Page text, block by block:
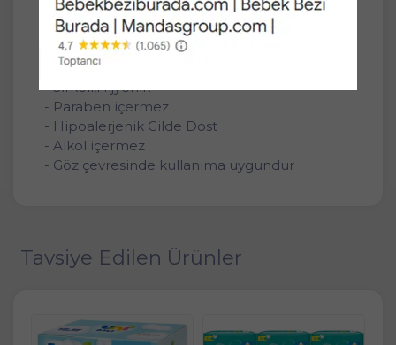
Yaprak Plastik Kapaklı 36 Lı Set 3240 Yaprak
Özellikleri
- Sirkeli,Hijyenik
- Paraben içermez
- Hipoalerjenik Cilde Dost
- Alkol içermez
- Göz çevresinde kullanıma uygundur
Tavsiye Edilen Ürünler